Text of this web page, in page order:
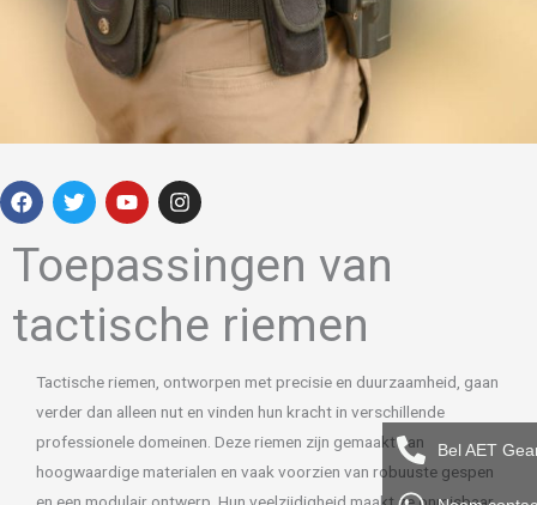
a
c
e
b
k
w
i
t
t
e
o
u
t
u
b
n
s
t
a
g
a
m
Toepassingen van
tactische riemen
Tactische riemen, ontworpen met precisie en duurzaamheid, gaan
verder dan alleen nut en vinden hun kracht in verschillende
professionele domeinen. Deze riemen zijn gemaakt van
hoogwaardige materialen en vaak voorzien van robuuste gespen
Bel AET